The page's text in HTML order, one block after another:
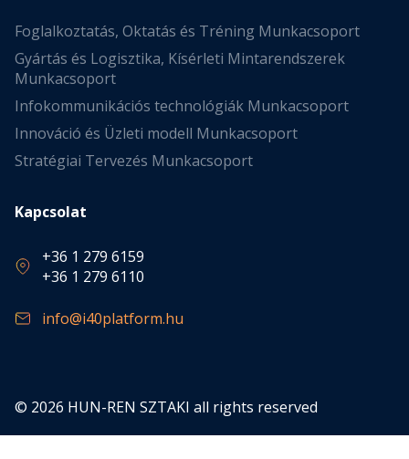
Foglalkoztatás, Oktatás és Tréning Munkacsoport
Gyártás és Logisztika, Kísérleti Mintarendszerek
Munkacsoport
Infokommunikációs technológiák Munkacsoport
Innováció és Üzleti modell Munkacsoport
Stratégiai Tervezés Munkacsoport
Kapcsolat
+36 1 279 6159
+36 1 279 6110
info@i40platform.hu
© 2026 HUN-REN SZTAKI all rights reserved